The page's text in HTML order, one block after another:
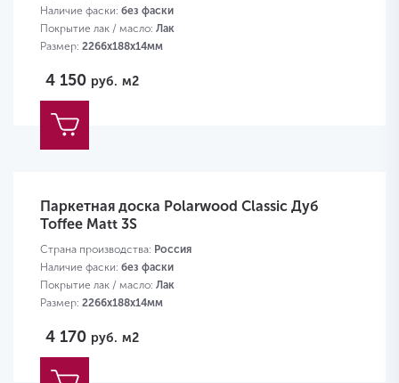
Наличие фаски: без фаски
Покрытие лак / масло: Лак
Размер: 2266х188х14мм
4 150 руб. м2
Паркетная доска Polarwood Classic Дуб
Toffee Matt 3S
Страна производства: Россия
Наличие фаски: без фаски
Покрытие лак / масло: Лак
Размер: 2266х188х14мм
4 170 руб. м2